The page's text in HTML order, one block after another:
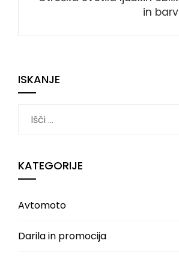
in barv
ISKANJE
KATEGORIJE
Avtomoto
Darila in promocija